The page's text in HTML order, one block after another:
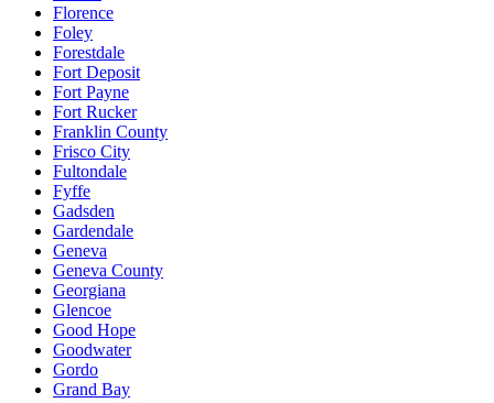
Florence
Foley
Forestdale
Fort Deposit
Fort Payne
Fort Rucker
Franklin County
Frisco City
Fultondale
Fyffe
Gadsden
Gardendale
Geneva
Geneva County
Georgiana
Glencoe
Good Hope
Goodwater
Gordo
Grand Bay